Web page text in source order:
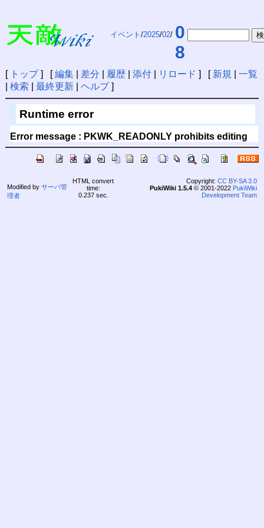
イベント /2025/02/ 0
8
[ トップ] [編集| 差分 履歴| 添付| リロード ] [ 新規
一覧
検索 最終更新| ヘルプ]
Runtime error
Error message : PKWK_READONLY prohibits editing
Modified by サーバ管
理者
HTML convert
time:
0.237 sec.
Copyright: CC BY-SA 3.0
PukiWiki 1.5.4© 2001-2022 PukiWiki
Development Team